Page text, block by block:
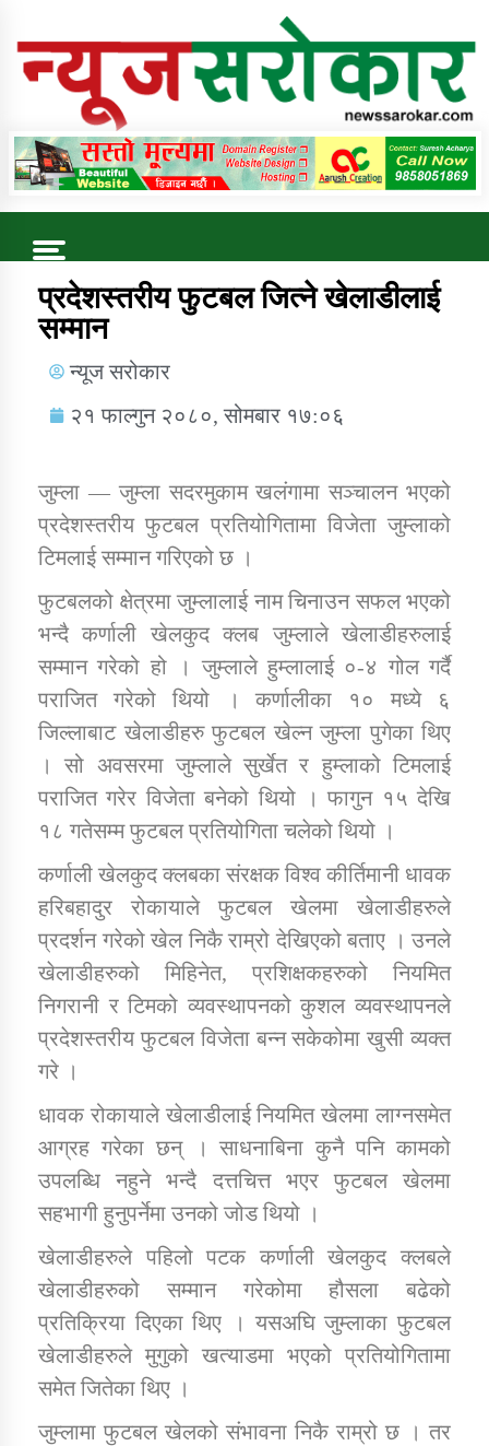
Online News Portal
Trending Now
कुषि बिकास कार्यालय जुम्ला सुचना सन्देश
डिभिजन कार्यालय जुम्लाको सुचना सन्देश
कर्णाली प्रविधि शिक्षालय जुम्लाको सुचना
सामाजिक बिकास कार्यालय जुम्लाकाे सुचना
कार्यक्रम कार्यान्वयन एकाई जुम्लाको सुचना
कर्णाली प्राविधि शिक्षालय जुम्लाको सुचना
प्रदेशस्तरीय फुटबल जित्ने खेलाडीलाई
सम्मान
न्यूज सरोकार
२१ फाल्गुन २०८०, सोमबार १७:०६
जुम्ला — जुम्ला सदरमुकाम खलंगामा सञ्चालन भएको
प्रदेशस्तरीय फुटबल प्रतियोगितामा विजेता जुम्लाको
टिमलाई सम्मान गरिएको छ ।
फुटबलको क्षेत्रमा जुम्लालाई नाम चिनाउन सफल भएको
भन्दै कर्णाली खेलकुद क्लब जुम्लाले खेलाडीहरुलाई
सम्मान गरेको हो । जुम्लाले हुम्लालाई ०-४ गोल गर्दै
पराजित गरेको थियो । कर्णालीका १० मध्ये ६
जिल्लाबाट खेलाडीहरु फुटबल खेल्न जुम्ला पुगेका थिए
। सो अवसरमा जुम्लाले सुर्खेत र हुम्लाको टिमलाई
पराजित गरेर विजेता बनेको थियो । फागुन १५ देखि
१८ गतेसम्म फुटबल प्रतियोगिता चलेको थियो ।
कर्णाली खेलकुद क्लबका संरक्षक विश्व कीर्तिमानी धावक
हरिबहादुर रोकायाले फुटबल खेलमा खेलाडीहरुले
प्रदर्शन गरेको खेल निकै राम्रो देखिएको बताए । उनले
खेलाडीहरुको मिहिनेत, प्रशिक्षकहरुको नियमित
निगरानी र टिमको व्यवस्थापनको कुशल व्यवस्थापनले
प्रदेशस्तरीय फुटबल विजेता बन्न सकेकोमा खुसी व्यक्त
गरे ।
धावक रोकायाले खेलाडीलाई नियमित खेलमा लाग्नसमेत
आग्रह गरेका छन् । साधनाबिना कुनै पनि कामको
उपलब्धि नहुने भन्दै दत्तचित्त भएर फुटबल खेलमा
सहभागी हुनुपर्नेमा उनको जोड थियो ।
खेलाडीहरुले पहिलो पटक कर्णाली खेलकुद क्लबले
खेलाडीहरुको सम्मान गरेकोमा हौसला बढेको
प्रतिक्रिया दिएका थिए । यसअघि जुम्लाका फुटबल
खेलाडीहरुले मुगुको खत्याडमा भएको प्रतियोगितामा
समेत जितेका थिए ।
जुम्लामा फुटबल खेलको संभावना निकै राम्रो छ । तर